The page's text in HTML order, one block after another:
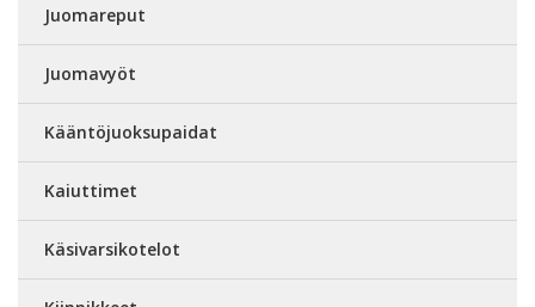
Juomareput
Juomavyöt
Kääntöjuoksupaidat
Kaiuttimet
Käsivarsikotelot